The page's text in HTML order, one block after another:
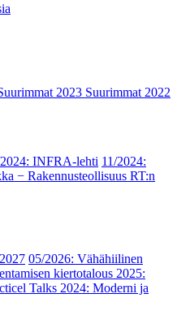
2023 Suurimmat 2022
INFRA-lehti 11/2024:
− Rakennusteollisuus RT:n
05/2026: Vähähiilinen
kiertotalous 2025:
Talks 2024: Moderni ja